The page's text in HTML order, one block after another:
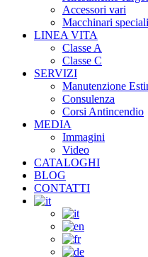
Accessori vari
Macchinari speciali
LINEA VITA
Classe A
Classe C
SERVIZI
Manutenzione
Consulenza
Corsi Antincendio
MEDIA
Immagini
Video
CATALOGHI
BLOG
CONTATTI